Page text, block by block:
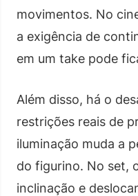
movimentos. No
a exigência de
em um take pode
Além disso, há o
restrições reais de
iluminação muda a
do figurino. No set,
inclinação e